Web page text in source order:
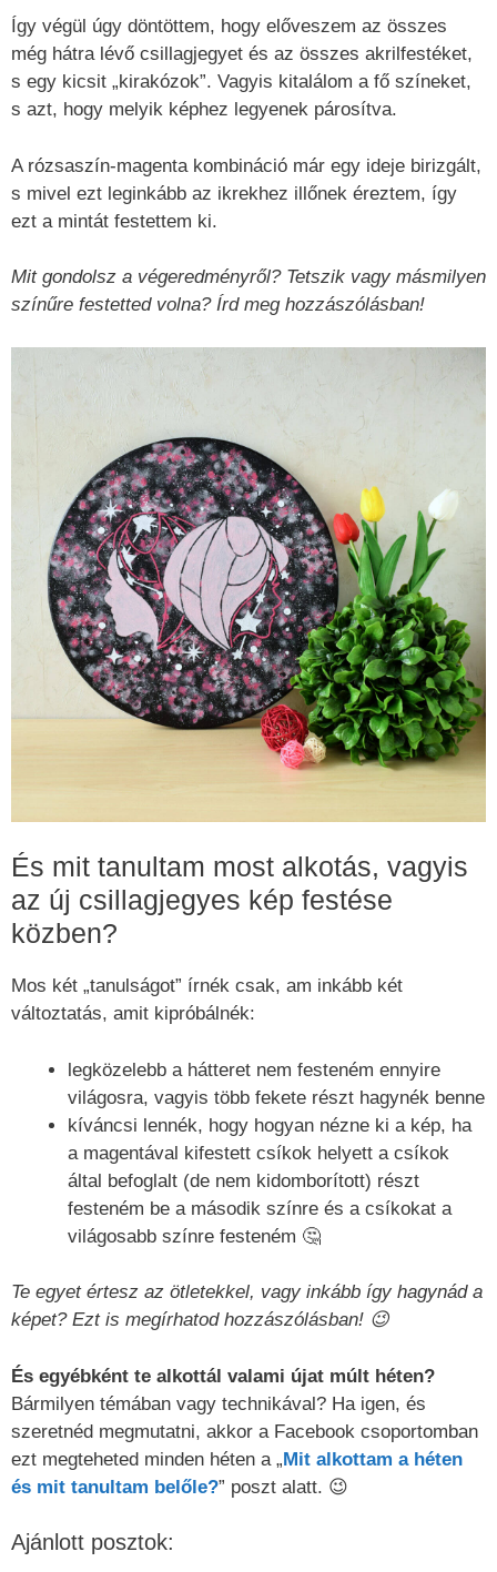
Így végül úgy döntöttem, hogy előveszem az összes
még hátra lévő csillagjegyet és az összes akrilfestéket,
s egy kicsit „kirakózok”. Vagyis kitalálom a fő színeket,
s azt, hogy melyik képhez legyenek párosítva.
A rózsaszín-magenta kombináció már egy ideje birizgált,
s mivel ezt leginkább az ikrekhez illőnek éreztem, így
ezt a mintát festettem ki.
Mit gondolsz a végeredményről? Tetszik vagy másmilyen
színűre festetted volna? Írd meg hozzászólásban!
És mit tanultam most alkotás, vagyis
az új csillagjegyes kép festése
közben?
Mos két „tanulságot” írnék csak, am inkább két
változtatás, amit kipróbálnék:
legközelebb a hátteret nem festeném ennyire
világosra, vagyis több fekete részt hagynék benne
kíváncsi lennék, hogy hogyan nézne ki a kép, ha
a magentával kifestett csíkok helyett a csíkok
által befoglalt (de nem kidomborított) részt
festeném be a második színre és a csíkokat a
világosabb színre festeném 🤔
Te egyet értesz az ötletekkel, vagy inkább így hagynád a
képet? Ezt is megírhatod hozzászólásban! 😉
És egyébként te alkottál valami újat múlt héten?
Bármilyen témában vagy technikával? Ha igen, és
szeretnéd megmutatni, akkor a Facebook csoportomban
ezt megteheted minden héten a „Mit alkottam a héten
és mit tanultam belőle?” poszt alatt. 😉
Ajánlott posztok: